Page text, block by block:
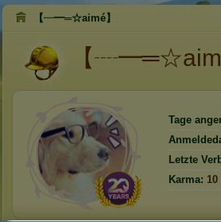
【┈━═☆aimé】
【
Tage
Letzte
Karma: 10